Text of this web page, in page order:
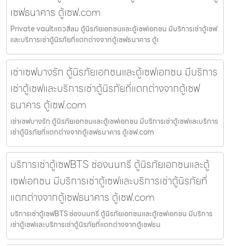
เซฟธนาคาร ตู้เซฟ.com
Private vaultแถวสีลม ตู้นิรภัยเอกชนและตู้เซฟเอกชน มีบริการเช่าตู้เซฟ
และบริการเช่าตู้นิรภัยที่แตกต่างจากตู้เซฟธนาคาร ตู้เ
เช่าเซฟบางรัก ตู้นิรภัยเอกชนและตู้เซฟเอกชน มีบริการ
เช่าตู้เซฟและบริการเช่าตู้นิรภัยที่แตกต่างจากตู้เซฟ
ธนาคาร ตู้เซฟ.com
เช่าเซฟบางรัก ตู้นิรภัยเอกชนและตู้เซฟเอกชน มีบริการเช่าตู้เซฟและบริการ
เช่าตู้นิรภัยที่แตกต่างจากตู้เซฟธนาคาร ตู้เซฟ.com
บริการเช่าตู้เซฟBTS ช่องนนทรี ตู้นิรภัยเอกชนและตู้
เซฟเอกชน มีบริการเช่าตู้เซฟและบริการเช่าตู้นิรภัยที่
แตกต่างจากตู้เซฟธนาคาร ตู้เซฟ.com
บริการเช่าตู้เซฟBTS ช่องนนทรี ตู้นิรภัยเอกชนและตู้เซฟเอกชน มีบริการ
เช่าตู้เซฟและบริการเช่าตู้นิรภัยที่แตกต่างจากตู้เซฟธน